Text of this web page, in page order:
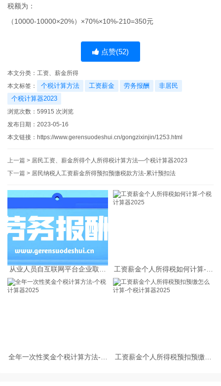
税额为：
（10000-10000×20%）×70%×10%-210=350元
点赞(52)
本文分类： 工资、薪金所得
本文标签：
个税计算方法 工资薪金 劳务报酬
非居民
个税计算器2023
浏览次数： 59915 次浏览
发布日期：2023-05-16
本文链接： https://www.gerensuodeshui.cn/gongzixinjin/1253.html
上一篇 > 居民工资、薪金所得个人所得税计算方法—个税计算器2023
下一篇 > 居民纳税人工资薪金所得预扣预缴税款方法-累计预扣法
从业人员自互联网平台企业取得
劳务报酬所得的个人所得税预扣
预缴计算方法
工资薪金个人所得税如何计算-个
全年一次性奖金个税计算方法-个
工资薪金个人所得税预扣预缴怎